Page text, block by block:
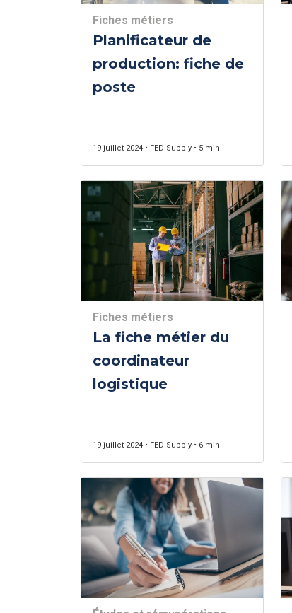
Fiches métiers
Planificateur de
production: fiche de
poste
19 juillet 2024 • FED Supply • 5 min
Fiches métiers
La fiche métier du
coordinateur
logistique
19 juillet 2024 • FED Supply • 6 min